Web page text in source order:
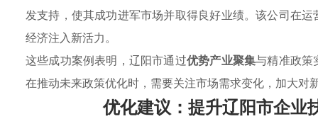
发支持，使其成功进军市场并取得良好业绩。该公司在
经济注入新活力。
这些成功案例表明，辽阳市通过优势产业聚集与精准政策
在推动未来政策优化时，需要关注市场需求变化，加大对
优化建议：提升辽阳市企业